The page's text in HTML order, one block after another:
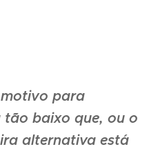
para
tão baixo que, ou o
alternativa está